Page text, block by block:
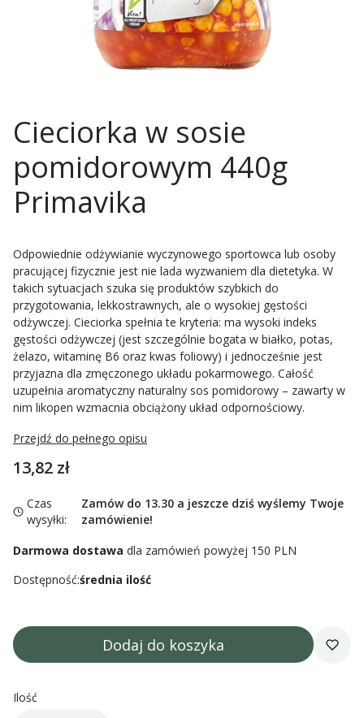
Cieciorka w sosie
pomidorowym 440g
Primavika
Odpowiednie odżywianie wyczynowego sportowca lub osoby
pracującej fizycznie jest nie lada wyzwaniem dla dietetyka. W
takich sytuacjach szuka się produktów szybkich do
przygotowania, lekkostrawnych, ale o wysokiej gęstości
odżywczej. Cieciorka spełnia te kryteria: ma wysoki indeks
gęstości odżywczej (jest szczególnie bogata w białko, potas,
żelazo, witaminę B6 oraz kwas foliowy) i jednocześnie jest
przyjazna dla zmęczonego układu pokarmowego. Całość
uzupełnia aromatyczny naturalny sos pomidorowy – zawarty w
nim likopen wzmacnia obciążony układ odpornościowy.
Przejdź do pełnego opisu
Cena
13,82 zł
Czas
wysyłki:
Zamów do 13.30 a jeszcze dziś wyślemy Twoje
zamówienie!
Darmowa dostawa dla zamówień powyżej 150 PLN
Dostępność:średnia ilość
Dodaj do koszyka
Ilość